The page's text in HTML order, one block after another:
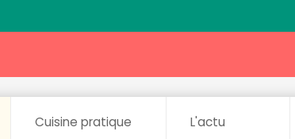
Cuisine pratique
L'actu